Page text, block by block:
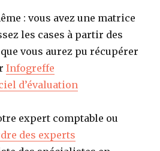
: vous avez une matrice
les cases à partir des
vous aurez pu récupérer
Infogreffe
d’évaluation
expert comptable ou
des experts